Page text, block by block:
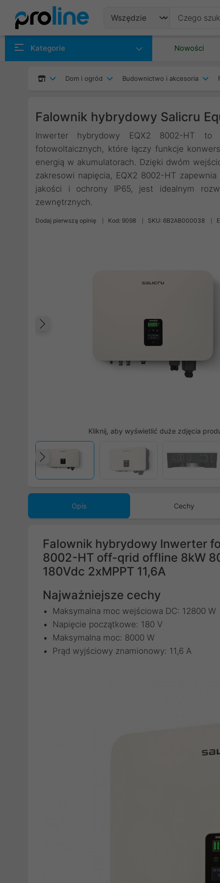
Kategorie Nowości
Dom i ogród Budownictwo i akcesoria
Falownik hybrydowy Salicru
Inwerter hybrydowy EQX2 8002-HT
fotowoltaicznych, które łączy funkcje
energią w akumulatorach. Dzięki dwóm
zakresowi napięcia, EQX2 8002-HT
jakości i ochrony IP65, jest idealnym
zewnętrznych.
Dodaj pierwszą opinię Kod: 9098 SKU: 6B2AB000038
Kliknij, aby wyświetlić duże zdjęcia
Poprzedni
Opis Cechy
Falownik hybrydowy Inwerter
8002-HT off-qrid offline 8kW
180Vdc 2xMPPT 11,6A
Najważniejsze cechy
Maksymalna moc wejściowa DC: 12800 W
Napięcie początkowe: 180 V
Maksymalna moc: 8000 W
Prąd wyjściowy znamionowy: 11,6 A